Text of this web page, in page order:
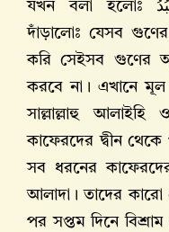
যখন বলা হলোঃ
দাঁড়ালোঃ যেসব
করি সেইসব গুণের
করবে না। এখানে মূল
সাল্লাল্লাহু আলাইহি
কাফেরদের দ্বীন
সব ধরনের
আলাদা। তাদের কারো
পর সপ্তম দিনে